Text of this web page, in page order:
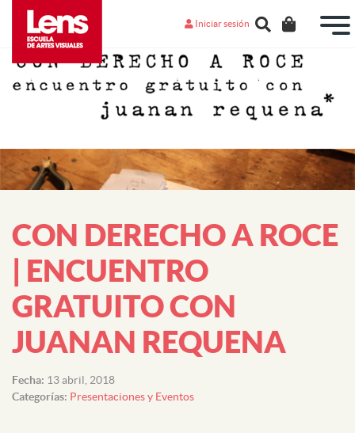
Iniciar sesión
CON DERECHO A ROCE
| ENCUENTRO
GRATUITO CON
JUANAN REQUENA
Fecha: 13 abril, 2018
Categorías: Presentaciones y Eventos